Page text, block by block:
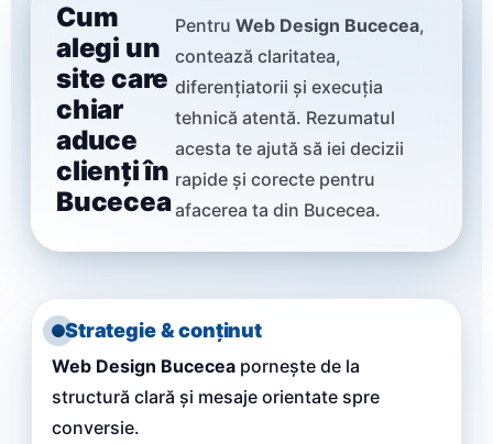
Cum
alegi un
site care
chiar
aduce
clienți în
Bucecea
PentruWeb Design Bucecea,
contează claritatea,
diferențiatorii și execuția
tehnică atentă. Rezumatul
acesta te ajută să iei decizii
rapide și corecte pentru
afacerea ta din Bucecea.
Strategie & conținut
Web Design Bucecea pornește de la
structură clară și mesaje orientate spre
conversie.